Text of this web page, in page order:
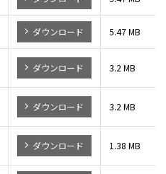
ダウンロード 5.47 MB
ダウンロード 3.2 MB
ダウンロード 3.2 MB
ダウンロード 1.38 MB